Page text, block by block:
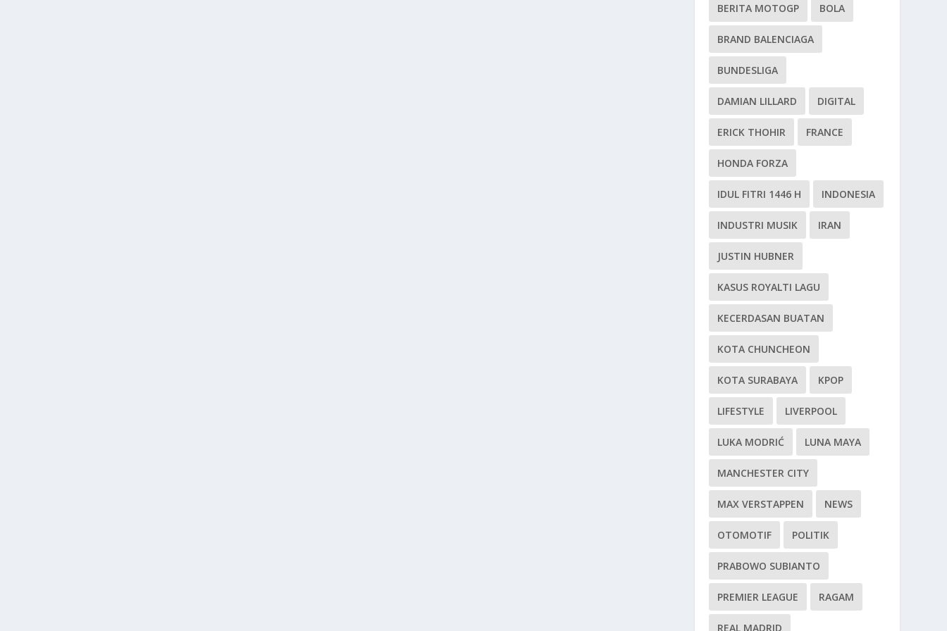
BERITA MOTOGP BOLA
BRAND BALENCIAGA
BUNDESLIGA
DAMIAN LILLARD DIGITAL
ERICK THOHIR FRANCE
HONDA FORZA
IDUL FITRI 1446 H INDONESIA
INDUSTRI MUSIK IRAN
JUSTIN HUBNER
KASUS ROYALTI LAGU
KECERDASAN BUATAN
KOTA CHUNCHEON
KOTA SURABAYA KPOP
LIFESTYLE LIVERPOOL
LUKA MODRIĆ LUNA MAYA
MANCHESTER CITY
MAX VERSTAPPEN NEWS
OTOMOTIF POLITIK
PRABOWO SUBIANTO
PREMIER LEAGUE RAGAM
REAL MADRID